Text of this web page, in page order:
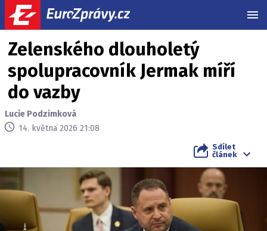
Zelenského dlouholetý
spolupracovník Jermak míří
do vazby
Lucie Podzimková
14. května 2026 21:08
Sdílet
článek